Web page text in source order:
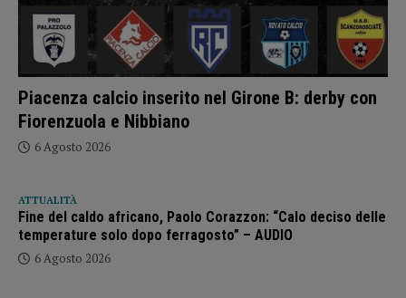
Piacenza calcio inserito nel Girone B: derby con
Fiorenzuola e Nibbiano
6 Agosto 2026
ATTUALITÀ
Fine del caldo africano, Paolo Corazzon: “Calo deciso delle
temperature solo dopo ferragosto” – AUDIO
6 Agosto 2026